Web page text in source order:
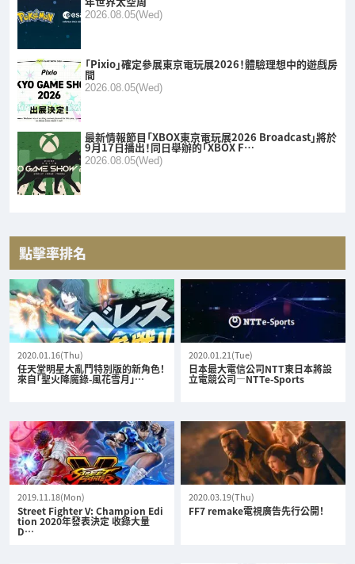
2026.08.05(Wed)
「Pixio」確定參展東京電玩展2026！體驗理想中的遊戲房
間
2026.08.05(Wed)
最新情報節目「XBOX東京電玩展2026 Broadcast」將於
9月17日播出！同日舉辦的「XBOX F…
2026.08.05(Wed)
點擊率排名
2020.01.16(Thu)
任天堂明星大亂鬥特別版的新角色！
來自「聖火降魔錄-風花雪月」…
2020.01.21(Tue)
日本最大電信公司NTT東日本將設
立電競公司—NTTe-Sports
2019.11.18(Mon)
Street Fighter V: Champion Edi
tion 2020年發表決定 收錄大量
D…
2020.03.19(Thu)
FF7 remake電視廣告先行公開！